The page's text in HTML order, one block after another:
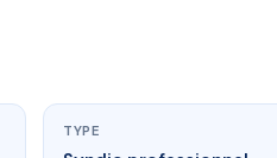
38140 RIVES
TYPE